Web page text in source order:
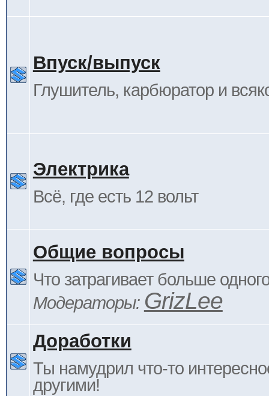
Впуск/выпуск
Глушитель, карбюратор и
Электрика
Всё, где есть 12 вольт
Общие вопросы
Что затрагивает больше
Модераторы: GrizLee
Доработки
Ты намудрил что-то
другими!